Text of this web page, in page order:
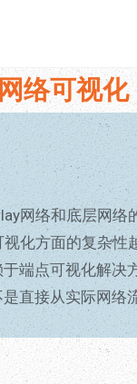
络可视化
网络和底层网
化方面的复杂
端点可视化解
直接从实际网络